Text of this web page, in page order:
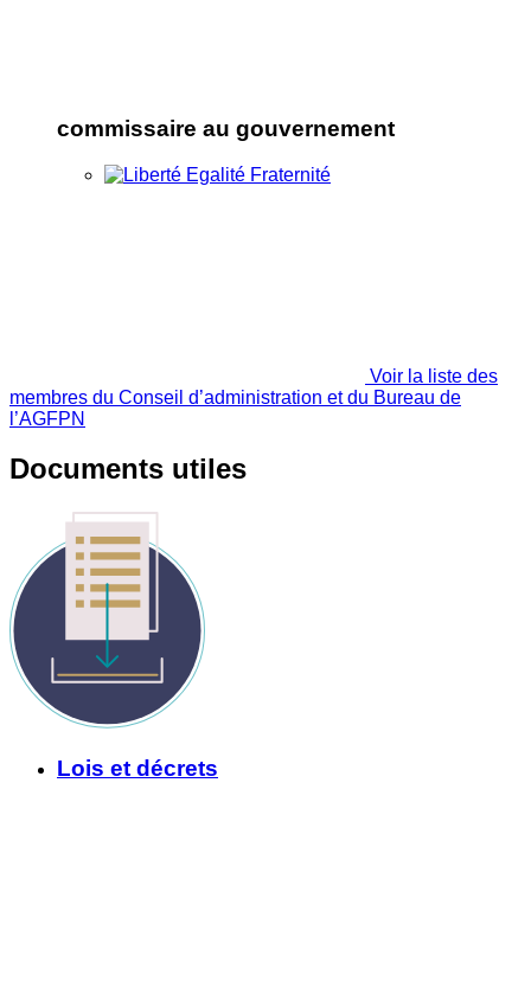
commissaire au gouvernement
Voir la liste des
membres du Conseil d’administration et du Bureau de
l’AGFPN
Documents utiles
Lois et décrets